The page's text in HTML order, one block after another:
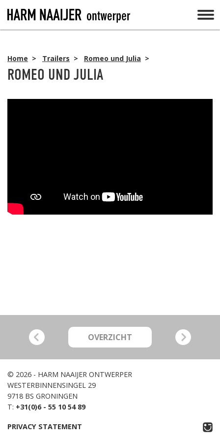
Home > Trailers > Romeo und Julia >
ROMEO UND JULIA
OVERZICHT
© 2026 - HARM NAAIJER ONTWERPER
WESTERBINNENSINGEL 29
9718 BS GRONINGEN
T: +31(0)6 - 55 10 54 89
PRIVACY STATEMENT